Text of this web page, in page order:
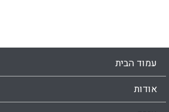
להטמעת אוריינות שפה בחינוך
המקצועי-טכנולוגי.עמוד הבית
אודות